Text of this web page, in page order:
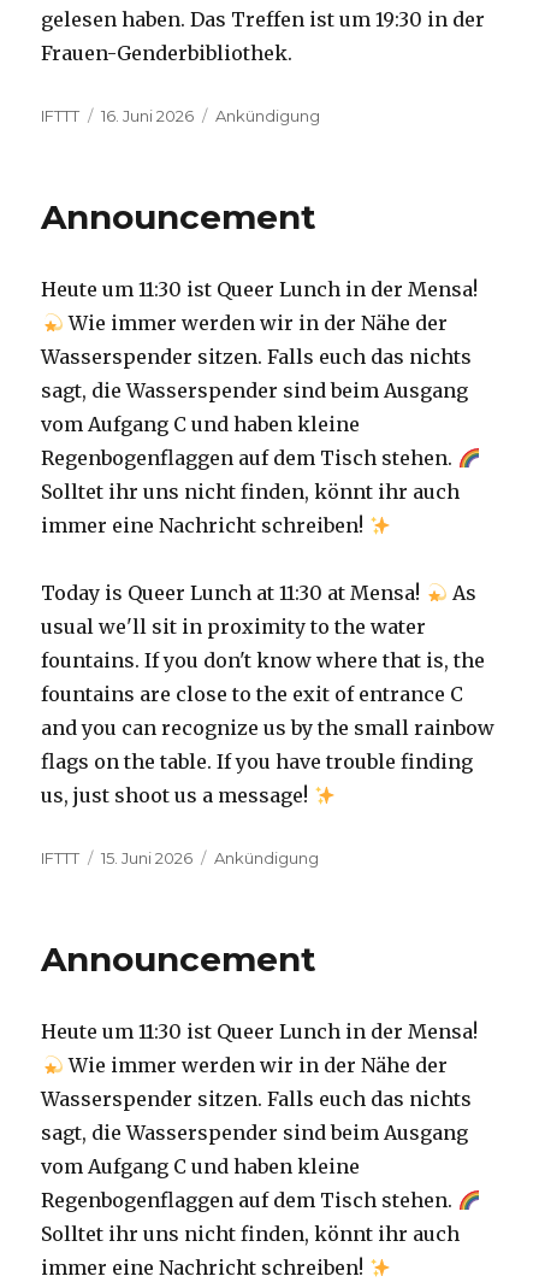
gelesen haben. Das Treffen ist um 19:30 in der
Frauen-Genderbibliothek.
Autor
IFTTT
Veröffentlicht
16. Juni 2026 Kategorien
Ankündigung
Announcement
Heute um 11:30 ist Queer Lunch in der Mensa!
Wie immer werden wir in der Nähe der
Wasserspender sitzen. Falls euch das nichts
sagt, die Wasserspender sind beim Ausgang
vom Aufgang C und haben kleine
Regenbogenflaggen auf dem Tisch stehen.
Solltet ihr uns nicht finden, könnt ihr auch
immer eine Nachricht schreiben!
Today is Queer Lunch at 11:30 at Mensa!
As
usual we'll sit in proximity to the water
fountains. If you don't know where that is, the
fountains are close to the exit of entrance C
and you can recognize us by the small rainbow
flags on the table. If you have trouble finding
us, just shoot us a message!
Autor
IFTTT
Veröffentlicht
15. Juni 2026 Kategorien
Ankündigung
Announcement
Heute um 11:30 ist Queer Lunch in der Mensa!
Wie immer werden wir in der Nähe der
Wasserspender sitzen. Falls euch das nichts
sagt, die Wasserspender sind beim Ausgang
vom Aufgang C und haben kleine
Regenbogenflaggen auf dem Tisch stehen.
Solltet ihr uns nicht finden, könnt ihr auch
immer eine Nachricht schreiben!